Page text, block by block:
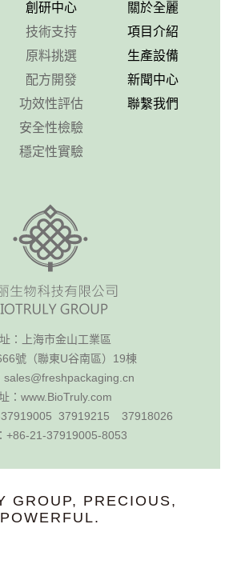
創研中心
技術支持
原料挑選
配方開發
功效性評估
安全性檢驗
穩定性實驗
關於全麗
項目介紹
生產設備
新聞中心
聯繫我們
：
上海市金山工業區
號（聯東U谷南區）19棟
sales@freshpackaging.cn
： www.BioTruly.com
37919215
37918026
+86-21-37919005-8053
GROUP, PRECIOUS,
POWERFUL.